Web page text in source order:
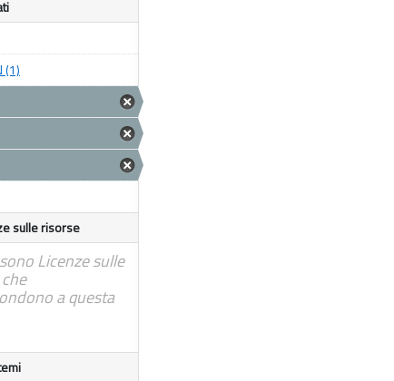
(1)
sulle risorse
Licenze sulle
a questa